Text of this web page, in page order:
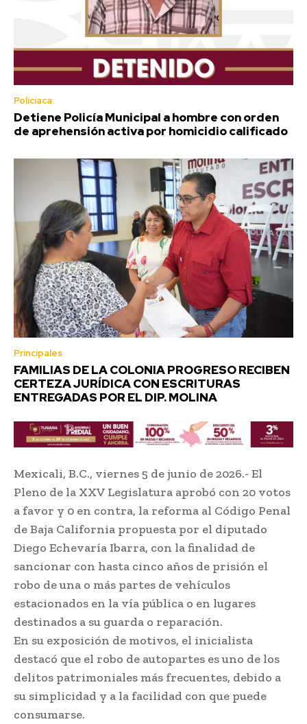
Policiaca
Detiene Policía Municipal a hombre con orden
de aprehensión activa por homicidio calificado
Principales
FAMILIAS DE LA COLONIA PROGRESO RECIBEN
CERTEZA JURÍDICA CON ESCRITURAS
ENTREGADAS POR EL DIP. MOLINA
Mexicali, B.C., viernes 5 de junio de 2026.- El
Pleno de la XXV Legislatura aprobó con 20 votos
a favor y 0 en contra, la reforma al Código Penal
de Baja California propuesta por el diputado
Diego Echevaría Ibarra, con la finalidad de
sancionar con hasta cinco años de prisión el
robo de una o más partes de vehículos
estacionados en la vía pública o en lugares
destinados a su guarda o reparación.
En su exposición de motivos, el inicialista
destacó que el robo de autopartes es uno de los
delitos patrimoniales más frecuentes, debido a
su simplicidad y a la facilidad con que puede
consumarse.